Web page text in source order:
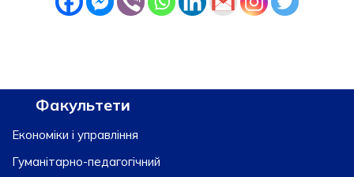
Факультети
Економіки і управління
Гуманітарно-педагогічний